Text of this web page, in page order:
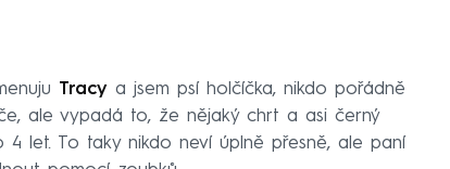
Tracy a jsem psí holčíčka, nikdo pořádně
ale vypadá to, že nějaký chrt a asi černý
4 let. To taky nikdo neví úplně přesně, ale paní